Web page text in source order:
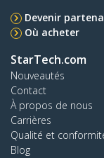
Devenir
Où acheter
StarTech.com
Nouveautés
Contact
À propos de nous
Carrières
Qualité et
Blog